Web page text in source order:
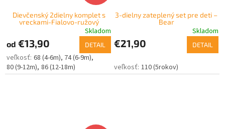
Dievčenský 2dielny komplet s
vreckami-Fialovo-ružový
Skladom
od €13,90 DETAIL
68 (4-6m) 74 (6-9m)
80 (9-12m) 86 (12-18m)
3-dielny zateplený set pre deti –
Bear
Skladom
€21,90 DETAIL
110 (5rokov)